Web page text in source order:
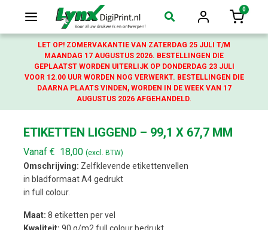
Login
0
LET OP! ZOMERVAKANTIE VAN ZATERDAG 25 JULI T/M
MAANDAG 17 AUGUSTUS 2026. BESTELLINGEN DIE
GEPLAATST WORDEN UITERLIJK OP DONDERDAG 23 JULI
VOOR 12.00 UUR WORDEN NOG VERWERKT. BESTELLINGEN DIE
DAARNA PLAATS VINDEN, WORDEN IN DE WEEK VAN 17
AUGUSTUS 2026 AFGEHANDELD.
ETIKETTEN LIGGEND – 99,1 X 67,7 MM
Vanaf € 18,00 (excl. BTW)
Omschrijving: Zelfklevende etikettenvellen
in bladformaat A4 gedrukt
in full colour.
Maat: 8 etiketten per vel